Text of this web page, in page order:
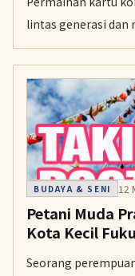
lintas generasi
investor di seluruh
menampilkan duel
dari anak muda
BUDAYA & SENI 12
Petani Muda
Kota Kecil
Seorang